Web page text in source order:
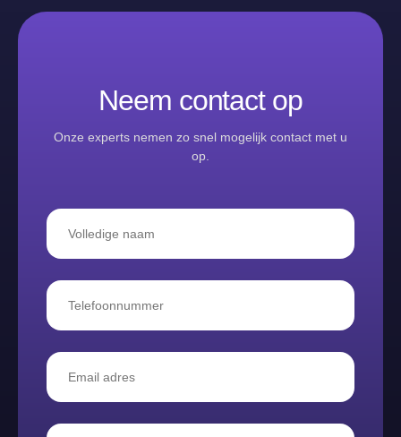
Neem contact op
Onze experts nemen zo snel mogelijk contact met u
op.